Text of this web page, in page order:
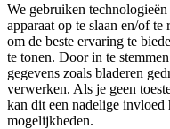
We gebruiken
apparaat op te slaan en/of
om de beste ervaring te
te tonen. Door in te
gegevens zoals bladeren
verwerken. Als je geen
kan dit een nadelige invloed
mogelijkheden.